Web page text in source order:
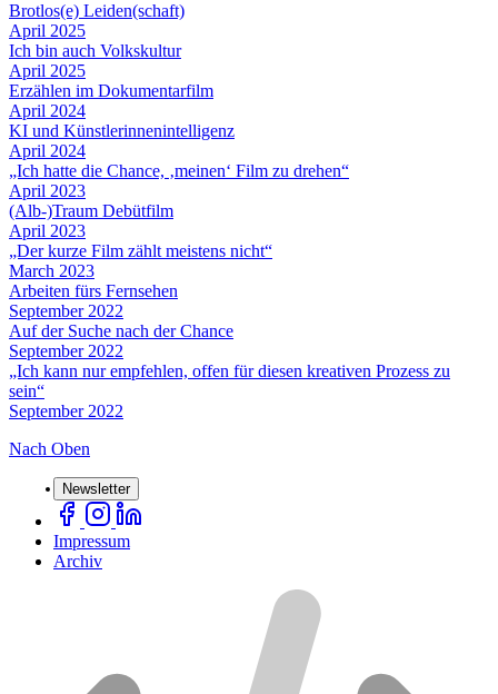
Brotlos(e) Leiden(schaft)
April 2025
Ich bin auch Volkskultur
April 2025
Erzählen im Dokumentarfilm
April 2024
KI und Künstlerinnenintelligenz
April 2024
„Ich hatte die Chance, ‚meinen‘ Film zu drehen“
April 2023
(Alb-)Traum Debütfilm
April 2023
„Der kurze Film zählt meistens nicht“
March 2023
Arbeiten fürs Fernsehen
September 2022
Auf der Suche nach der Chance
September 2022
„Ich kann nur empfehlen, offen für diesen kreativen Prozess zu
sein“
September 2022
Nach Oben
Newsletter
Impressum
Archiv